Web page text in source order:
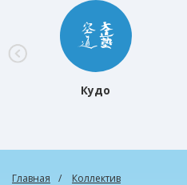
Кудо
Главная
Коллектив